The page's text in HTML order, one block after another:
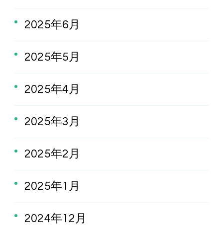
2025年6月
2025年5月
2025年4月
2025年3月
2025年2月
2025年1月
2024年12月